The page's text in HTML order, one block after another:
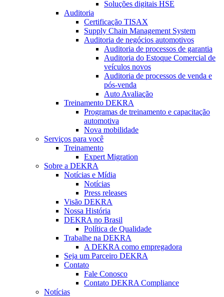
Soluções digitais HSE
Auditoria
Certificação TISAX
Supply Chain Management System
Auditoria de negócios automotivos
Auditoria de processos de garantia
Auditoria do Estoque Comercial de
veículos novos
Auditoria de processos de venda e
pós-venda
Auto Avaliação
Treinamento DEKRA
Programas de treinamento e capacitação
automotiva
Nova mobilidade
Serviços para você
Treinamento
Expert Migration
Sobre a DEKRA
Notícias e Mídia
Notícias
Press releases
Visão DEKRA
Nossa História
DEKRA no Brasil
Política de Qualidade
Trabalhe na DEKRA
A DEKRA como empregadora
Seja um Parceiro DEKRA
Contato
Fale Conosco
Contato DEKRA Compliance
Notícias